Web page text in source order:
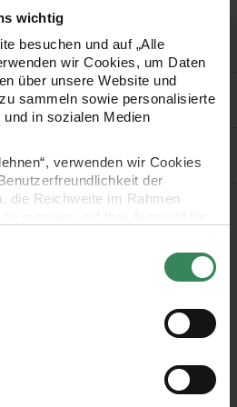
wichtig
besuchen und auf „Alle
wir Cookies, um Daten
über unsere Website und
sammeln sowie personalisierte
in sozialen Medien
verwenden wir Cookies
der
die Reichweite im Rahmen
und kann jederzeit über den
im Fußbereich der Seite
und den Empfängern der
Datenschutzerklärung.